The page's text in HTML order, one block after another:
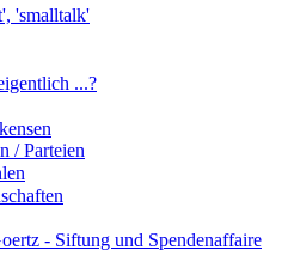
'smalltalk'
...?
/ Parteien
- Siftung und Spendenaffaire